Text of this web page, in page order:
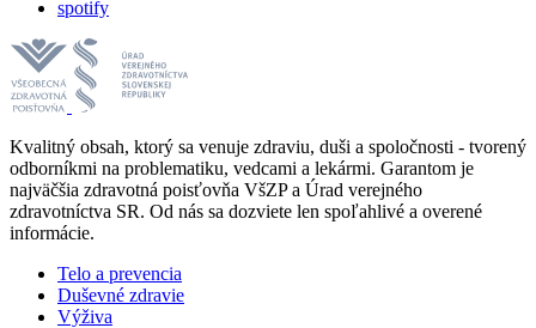
spotify
Kvalitný obsah, ktorý sa venuje zdraviu, duši a spoločnosti - tvorený
odborníkmi na problematiku, vedcami a lekármi. Garantom je
najväčšia zdravotná poisťovňa VšZP a Úrad verejného
zdravotníctva SR. Od nás sa dozviete len spoľahlivé a overené
informácie.
Telo a prevencia
Duševné zdravie
Výživa